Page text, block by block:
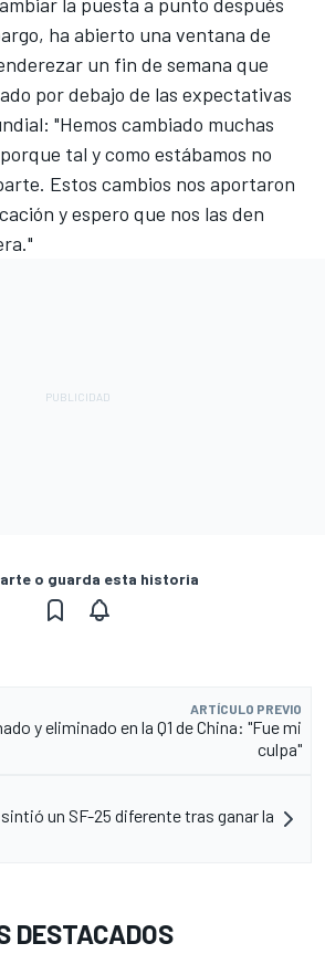
ha abierto una ventana de
un fin de semana que
por debajo de las expectativas
"Hemos cambiado muchas
tal y como estábamos no
Estos cambios nos aportaron
y espero que nos las den
o guarda esta historia
ARTÍCULO PREVIO
y eliminado en la Q1 de China: "Fue mi
culpa"
un SF-25 diferente tras ganar la
DESTACADOS